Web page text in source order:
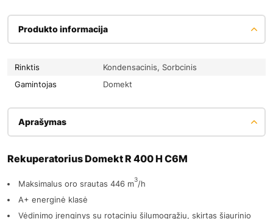
Produkto informacija
Rinktis
Kondensacinis, Sorbcinis
Gamintojas
Domekt
Aprašymas
Rekuperatorius Domekt R 400 H C6M
Maksimalus oro srautas 446 m3/h
A+ energinė klasė
Vėdinimo įrenginys su rotaciniu šilumogrąžiu, skirtas šiaurinio